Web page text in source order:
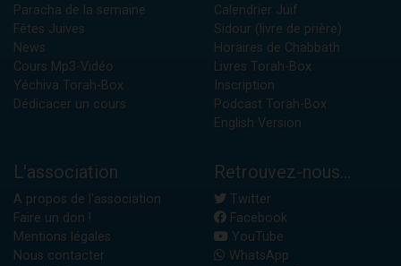
Paracha de la semaine
Fêtes Juives
News
Cours Mp3-Vidéo
Yéchiva Torah-Box
Dédicacer un cours
Calendrier Juif
Sidour (livre de prière)
Horaires de Chabbath
Livres Torah-Box
Inscription
Podcast Torah-Box
English Version
L'association
A propos de l'association
Faire un don !
Mentions légales
Nous contacter
Retrouvez-nous...
Twitter
Facebook
YouTube
WhatsApp